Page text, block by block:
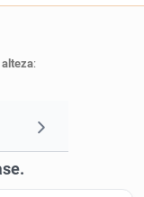
alteza: